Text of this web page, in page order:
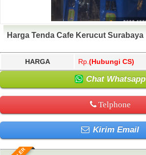
Harga Tenda Cafe Kerucut Surabaya
HARGA Rp. (Hubungi CS)
Chat Whatsapp
Telphone
Kirim Email